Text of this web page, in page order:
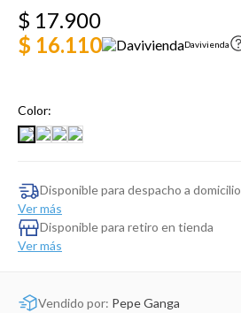
$ 17.900
$ 16.110
Davivienda
Color:
Disponible para despacho a domicilio
Ver más
Disponible para retiro en tienda
Ver más
Vendido por: Pepe Ganga
Cartas Pokemon